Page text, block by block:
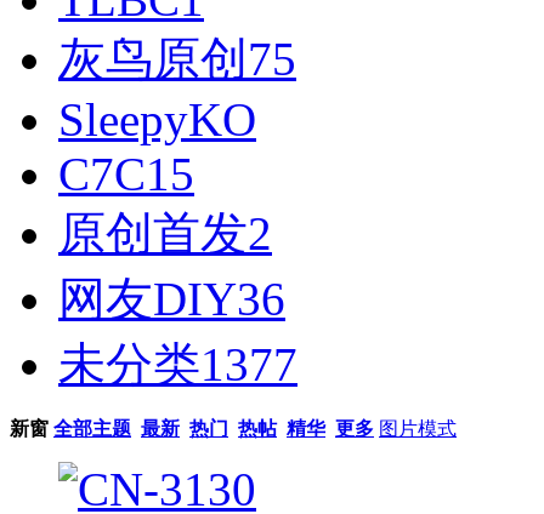
灰鸟原创75
SleepyKO
C7C15
原创首发2
网友DIY36
未分类1377
新窗 全部主题 最新 热门 热帖 精华 更多 图片模式